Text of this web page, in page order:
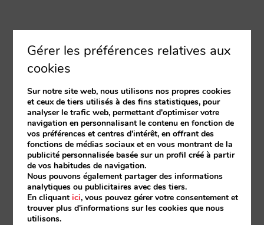
Gérer les préférences relatives aux
cookies
Sur notre site web, nous utilisons nos propres cookies
et ceux de tiers utilisés à des fins statistiques, pour
analyser le trafic web, permettant d'optimiser votre
navigation en personnalisant le contenu en fonction de
vos préférences et centres d'intérêt, en offrant des
fonctions de médias sociaux et en vous montrant de la
publicité personnalisée basée sur un profil créé à partir
de vos habitudes de navigation.
Nous pouvons également partager des informations
analytiques ou publicitaires avec des tiers.
En cliquantici, vous pouvez gérer votre consentement et
trouver plus d'informations sur les cookies que nous
utilisons.